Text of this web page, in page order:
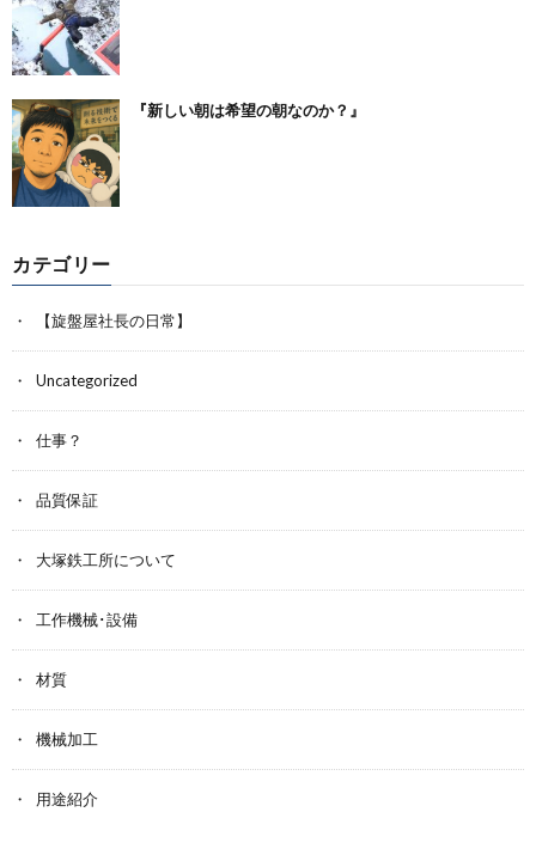
『新しい朝は希望の朝なのか？』
カテゴリー
【旋盤屋社長の日常】
Uncategorized
仕事？
品質保証
大塚鉄工所について
工作機械･設備
材質
機械加工
用途紹介